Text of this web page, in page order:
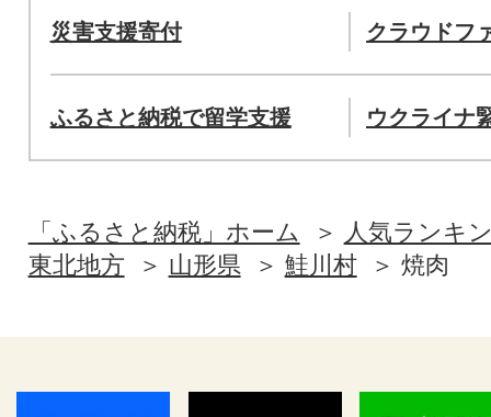
災害支援寄付 クラウドフ
ふるさと納税で留学支援 ウクライナ
「ふるさと納税」ホーム
人気ランキ
東北地方
山形県 鮭川村 焼肉